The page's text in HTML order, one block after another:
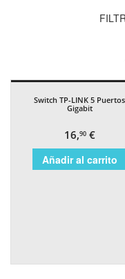
Switch TP-LINK 5 Puertos
Gigabit
16,90€
Añadir al carrito